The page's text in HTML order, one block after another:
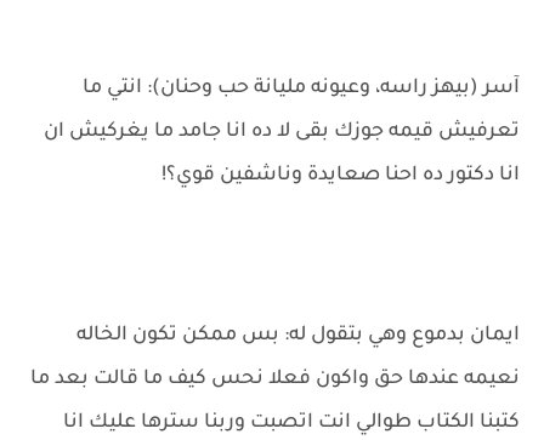
آسر (بيهز راسه، وعيونه مليانة حب وحنان): انتي ما
تعرفيش قيمه جوزك بقى لا ده انا جامد ما يغركيش ان
انا دكتور ده احنا صعايدة وناشفين قوي؟!
ايمان بدموع وهي بتقول له: بس ممكن تكون الخاله
نعيمه عندها حق واكون فعلا نحس كيف ما قالت بعد ما
كتبنا الكتاب طوالي انت اتصبت وربنا سترها عليك انا